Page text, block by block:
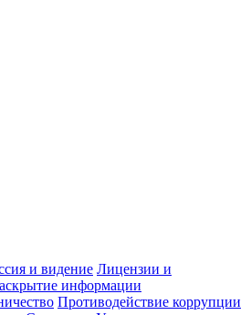
и видение Лицензии и
информации
Противодействие коррупции